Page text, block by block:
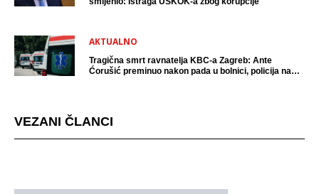
AKTUALNO
Tragična smrt ravnatelja KBC-a Zagreb: Ante
Ćorušić preminuo nakon pada u bolnici, policija na
VEZANI ČLANCI